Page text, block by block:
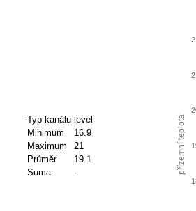
Typ kanálu level
Minimum
16.9
Maximum
21
Průměr
19.1
Suma
- přízemní teplota